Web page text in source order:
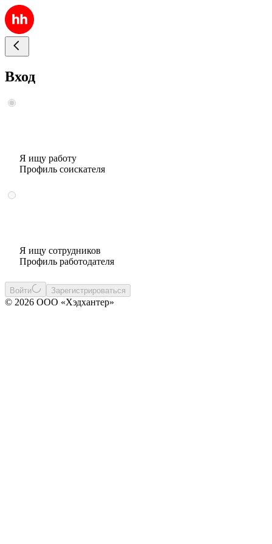
Вход
Я ищу работу
Профиль соискателя
Я ищу сотрудников
Профиль работодателя
Войти Зарегистрироваться
© 2026 ООО «Хэдхантер»